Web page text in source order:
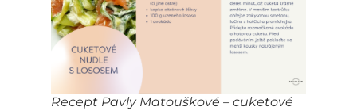
Recept Pavly Matouškové – cuketové